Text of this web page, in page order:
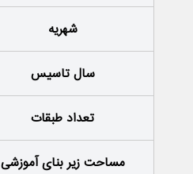
شهریه
سال تاسیس
تعداد طبقات
مساحت زیر بنای آموزشی